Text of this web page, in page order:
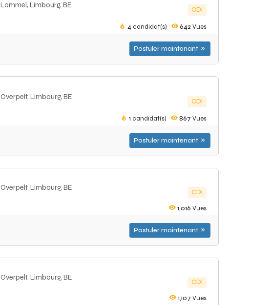
Lommel, Limbourg, BE
CDI
4 candidat(s) 642 Vues
Postuler maintenant
Overpelt, Limbourg, BE
CDI
1 candidat(s) 867 Vues
Postuler maintenant
Overpelt, Limbourg, BE
CDI
1,016 Vues
Postuler maintenant
Overpelt, Limbourg, BE
CDI
1,107 Vues